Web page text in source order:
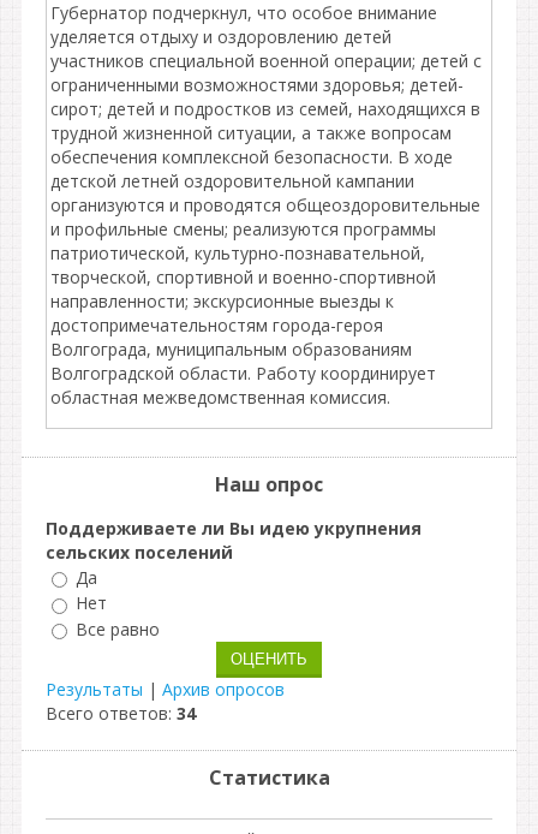
Губернатор подчеркнул, что особое внимание
уделяется отдыху и оздоровлению детей
участников специальной военной операции; детей с
ограниченными возможностями здоровья; детей-
сирот; детей и подростков из семей, находящихся в
трудной жизненной ситуации, а также вопросам
обеспечения комплексной безопасности. В ходе
детской летней оздоровительной кампании
организуются и проводятся общеоздоровительные
и профильные смены; реализуются программы
патриотической, культурно-познавательной,
творческой, спортивной и военно-спортивной
направленности; экскурсионные выезды к
достопримечательностям города-героя
Волгограда, муниципальным образованиям
Волгоградской области. Работу координирует
областная межведомственная комиссия.
Наш опрос
Поддерживаете ли Вы идею укрупнения
сельских поселений
Да
Нет
Все равно
Результаты | Архив опросов
Всего ответов: 34
Статистика